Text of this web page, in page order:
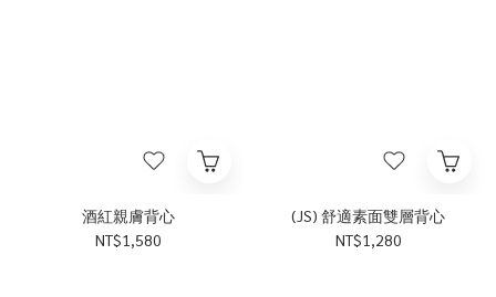
酒紅親膚背心
NT$1,580
(JS) 舒適素面雙層背心
NT$1,280